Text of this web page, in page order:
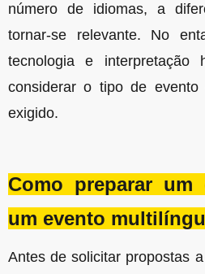
número de idiomas, a
tornar-se relevante. No
tecnologia e interpretação
considerar o tipo de
exigido.
Como preparar um
um evento
Antes de solicitar propostas